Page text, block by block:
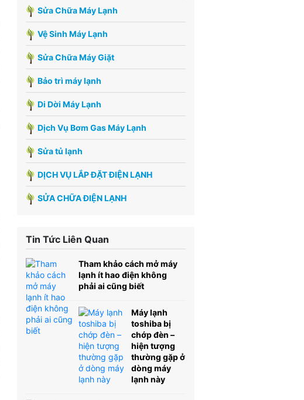
Sửa Chữa Máy Lạnh
Vệ Sinh Máy Lạnh
Sửa Chữa Máy Giặt
Bảo trì máy lạnh
Di Dời Máy Lạnh
Dịch Vụ Bơm Gas Máy Lạnh
Sửa tủ lạnh
DỊCH VỤ LẮP ĐẶT ĐIỆN LẠNH
SỬA CHỮA ĐIỆN LẠNH
Tin Tức Liên Quan
Tham khảo cách mở máy
lạnh ít hao điện không
phải ai cũng biết
Máy lạnh
toshiba bị
chớp đèn –
hiện tượng
thường gặp ở
dòng máy
lạnh này